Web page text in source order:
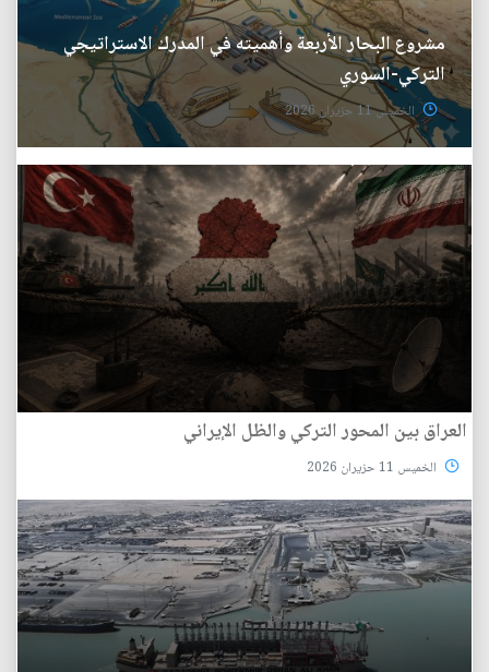
مشروع البحار الأربعة وأهميته في المدرك الاستراتيجي
التركي-السوري
الخميس 11 حزيران 2026
العراق بين المحور التركي والظل الإيراني
الخميس 11 حزيران 2026